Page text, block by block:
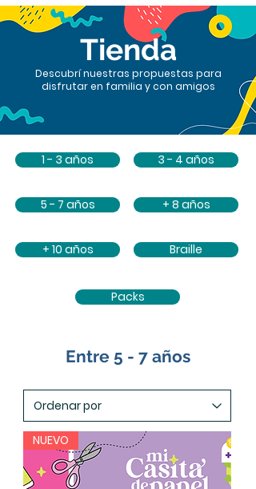
Tienda
Descubrí nuestras propuestas para
disfrutar en familia y con amigos
1 - 3 años 3 - 4 años
5 - 7 años + 8 años
+ 10 años Braille
Packs
Entre 5 - 7 años
NUEVO